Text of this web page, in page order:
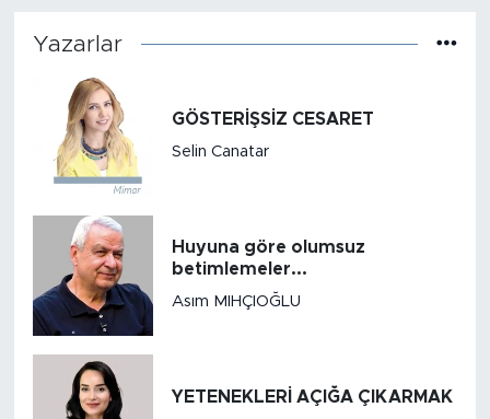
Yazarlar
GÖSTERİŞSİZ CESARET
Selin Canatar
Huyuna göre olumsuz
betimlemeler...
Asım MIHÇIOĞLU
YETENEKLERİ AÇIĞA ÇIKARMAK